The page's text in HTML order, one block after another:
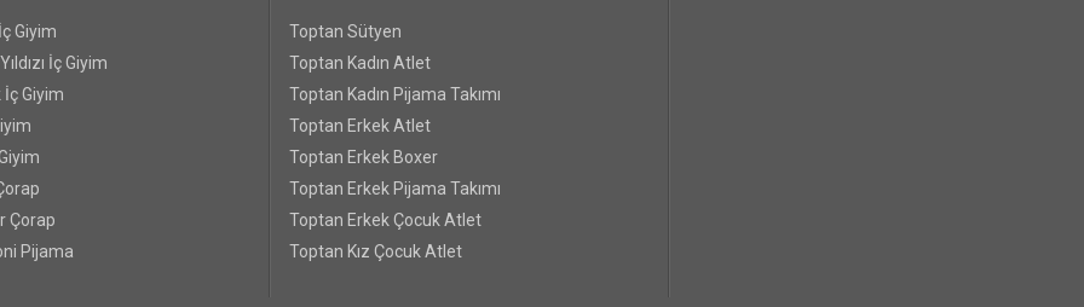
Giyim
İç Giyim
Giyim
Çorap
Pijama
Toptan Sütyen
Toptan Kadın Atlet
Toptan Kadın Pijama Takımı
Toptan Erkek Atlet
Toptan Erkek Boxer
Toptan Erkek Pijama Takımı
Toptan Erkek Çocuk Atlet
Toptan Kız Çocuk Atlet